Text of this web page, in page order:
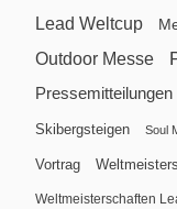
Lead Weltcup
Outdoor Messe
Pressemitteilungen
Skibergsteigen Soul
Vortrag
Weltmeisterschaften